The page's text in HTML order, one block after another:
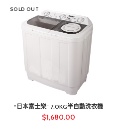
SOLD OUT
“日本富士樂” 7.0KG半自動洗衣機
$1,680.00